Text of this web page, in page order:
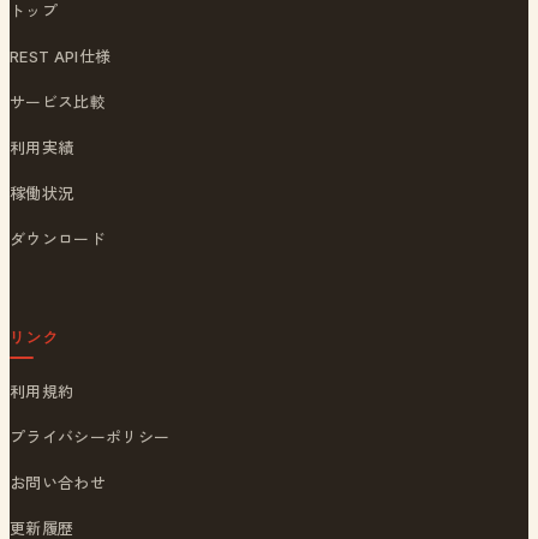
トップ
REST API仕様
サービス比較
利用実績
稼働状況
ダウンロード
リンク
利用規約
プライバシーポリシー
お問い合わせ
更新履歴